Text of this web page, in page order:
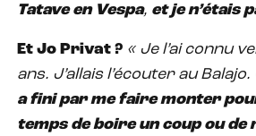
Tatave en Vespa, et je n’étais
Et Jo Privat ? « Je l’ai connu
ans. J’allais l’écouter au
a fini par me faire monter
temps de boire un coup ou de